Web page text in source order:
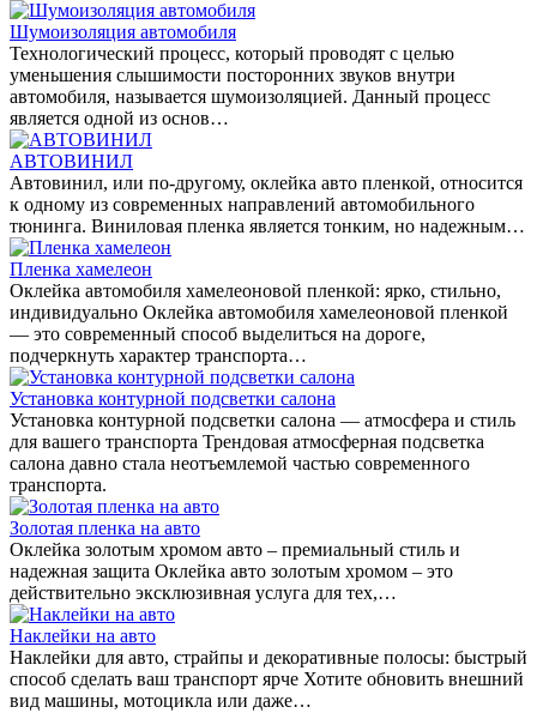
Шумоизоляция автомобиля
Технологический процесс, который проводят с целью
уменьшения слышимости посторонних звуков внутри
автомобиля, называется шумоизоляцией. Данный процесс
является одной из основ…
АВТОВИНИЛ
Автовинил, или по-другому, оклейка авто пленкой, относится
к одному из современных направлений автомобильного
тюнинга. Виниловая пленка является тонким, но надежным…
Пленка хамелеон
Оклейка автомобиля хамелеоновой пленкой: ярко, стильно,
индивидуально Оклейка автомобиля хамелеоновой пленкой
— это современный способ выделиться на дороге,
подчеркнуть характер транспорта…
Установка контурной подсветки салона
Установка контурной подсветки салона — атмосфера и стиль
для вашего транспорта Трендовая атмосферная подсветка
салона давно стала неотъемлемой частью современного
транспорта.
Золотая пленка на авто
Оклейка золотым хромом авто – премиальный стиль и
надежная защита Оклейка авто золотым хромом – это
действительно эксклюзивная услуга для тех,…
Наклейки на авто
Наклейки для авто, страйпы и декоративные полосы: быстрый
способ сделать ваш транспорт ярче Хотите обновить внешний
вид машины, мотоцикла или даже…